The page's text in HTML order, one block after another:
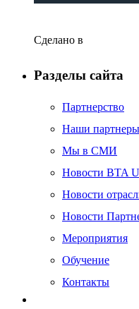
Апрель 2017
Декабрь 2016
Ноябрь 2016
Октябрь 2016
Сентябрь 2016
Август 2016
Июль 2016
Июнь 2016
Май 2016
Апрель 2016
Сделано в
Разделы сайта
Партнерство
Наши партнеры
Мы в СМИ
Новости BTA
Новости
Новости
Мероприятия
Обучение
Контакты